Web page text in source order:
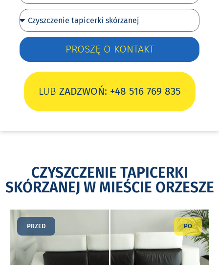
PROSZĘ O KONTAKT
LUB ZADZWOŃ: +48 516 769 835
CZYSZCZENIE TAPICERKI
SKÓRZANEJ W MIEŚCIE ORZESZE
PRZED PO